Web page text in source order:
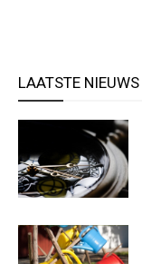
LAATSTE NIEUWS